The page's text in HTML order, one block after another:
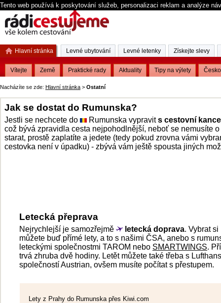
Tento web používá k poskytování služeb, personalizaci reklam a analýze
Nacházíte se zde: Hlavní stránka > Ostatní
Jak se dostat do Rumunska?
Jestli se nechcete do Rumunska vypravits cestovní
což bývá zpravidla cesta nejpohodlnější, neboť se nemusíte
starat, prostě zaplatíte a jedete (tedy pokud zrovna vámi
cestovka není v úpadku) - zbývá vám ještě spousta jiných
Letecká přeprava
Nejrychlejší je samozřejmě letecká doprava. Vybrat si
můžete buď přímé lety, a to s našimi ČSA, anebo s
leteckými společnostmi TAROM nebo SMARTWINGS.
trvá zhruba dvě hodiny. Letět můžete také třeba s
společností Austrian, ovšem musíte počítat s přestupem.
Lety z Prahy do Rumunska přes Kiwi.com
Hlavní stránka
Vítejte Země Praktické rady Aktuality Tipy na výlety Česko
Levné ubytování Levné letenky Získejte slevy